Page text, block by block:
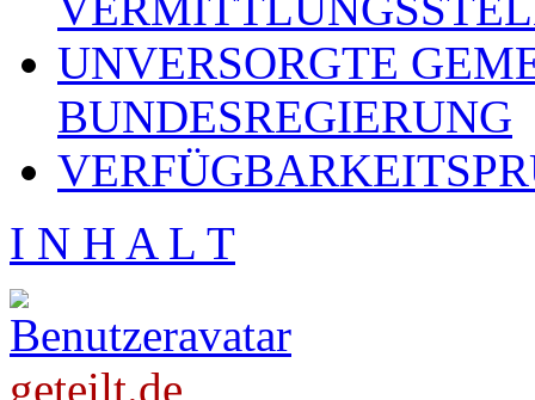
UNVERSORGTE
BUNDESREGIERUNG
I N H A L T
geteilt.de